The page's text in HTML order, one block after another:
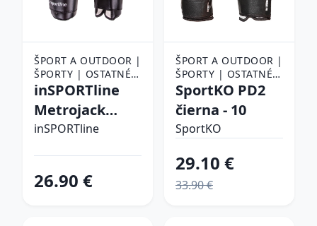
ŠPORT A OUTDOOR |
ŠPORTY | OSTATNÉ
ŠPORTY | BOJOVÉ
BOXERSKÉ RUKAVICE
inSPORTline
Metrojack
čierno-biela -
inSPORTline
26.90 €
ŠPORT A OUTDOOR |
ŠPORTY | OSTATNÉ
ŠPORTY | BOJOVÉ
ŠPORTY | BOX |
BOXERSKÉ RUKAVICE
SportKO PD2
čierna - 10
SportKO
29.10 €
33.90 €